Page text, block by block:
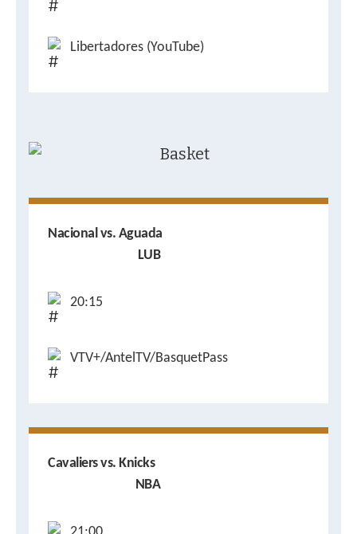
Libertadores (YouTube)
Nacional vs. Aguada
LUB
20:15
VTV+/AntelTV/BasquetPass
Cavaliers vs. Knicks
NBA